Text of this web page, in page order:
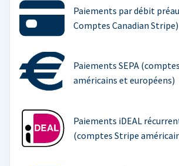
Paiements par débit
Comptes Canadian Stripe)
Paiements SEPA
américains et européens)
Paiements iDEAL
(comptes Stripe